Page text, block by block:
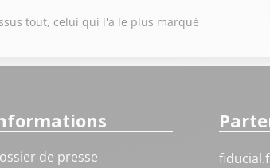
tout, celui qui l'a le plus marqué
de presse